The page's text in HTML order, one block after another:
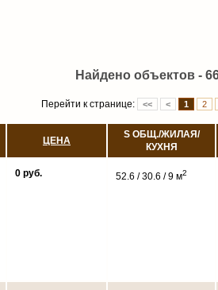
Найдено объектов -
Перейти к странице: << < 1 2
ЦЕНА
S ОБЩ./ЖИЛАЯ/
КУХНЯ
0 руб. 52.6 / 30.6 / 9 м2